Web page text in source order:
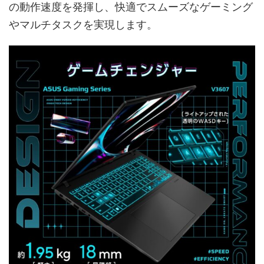
の動作速度を発揮し、快適でスムーズなゲーミング
やマルチタスクを実現します。